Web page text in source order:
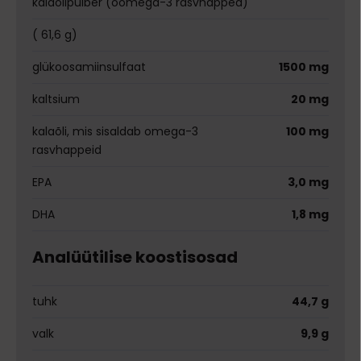
( 61,6 g)
glükoosamiinsulfaat
1500 mg
kaltsium
20 mg
kalaõli, mis sisaldab omega-3
rasvhappeid
100 mg
EPA
3,0 mg
DHA
1,8 mg
Analüütilise koostisosad
tuhk
44,7 g
valk
9,9 g